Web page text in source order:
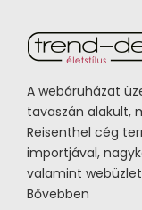
A webáruházat
tavaszán alakult,
Reisenthel cég
importjával,
valamint
Bővebben